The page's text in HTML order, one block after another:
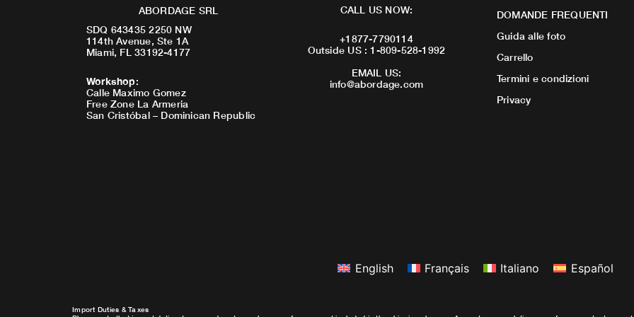
ABORDAGE SRL
SDQ 643435 2250 NW
114th Avenue, Ste 1A
Miami, FL 33192-4177
Workshop:
Calle Maximo Gomez
Free Zone La Armeria
San Cristóbal – Dominican Republic
CALL US NOW:
+1877-7790114
Outside US : 1-809-528-1992
EMAIL US:
info@abordage.com
DOMANDE FREQUENTI
Guida alle foto
Carrello
Termini e condizioni
Privacy
English Français Italiano Español
Import Duties & Taxes